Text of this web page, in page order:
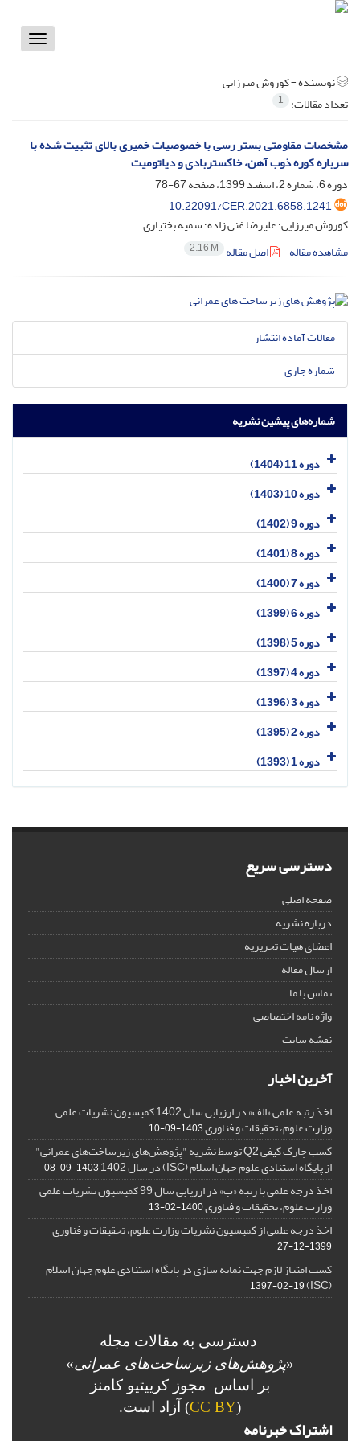
Toggle
نویسنده =کوروش میرزایی
تعداد مقالات: 1
مشخصات مقاومتی بستر رسی با خصوصیات خمیری بالای تثبیت شده با
سرباره کوره ذوب آهن، خاکستربادی و دیاتومیت
دوره 6، شماره 2، اسفند 1399، صفحه
67-78
10.22091/CER.2021.6858.1241
کوروش میرزایی؛ علیرضا غنی زاده؛ سمیه بختیاری
مشاهده مقاله
اصل مقاله 2.16 M
مقالات آماده انتشار
شماره جاری
شماره‌های پیشین نشریه
دوره 11 (1404)
دوره 10 (1403)
دوره 9 (1402)
دوره 8 (1401)
دوره 7 (1400)
دوره 6 (1399)
دوره 5 (1398)
دوره 4 (1397)
دوره 3 (1396)
دوره 2 (1395)
دوره 1 (1393)
دسترسی سریع
صفحه اصلی
درباره نشریه
اعضای هیات تحریریه
ارسال مقاله
تماس با ما
واژه نامه اختصاصی
نقشه سایت
آخرین اخبار
اخذ رتبه علمی «الف» در ارزیابی سال 1402 کمیسیون نشریات علمی
وزارت علوم، تحقیقات و فناوری1403-09-10
کسب چارک کیفی Q2 توسط نشریه "پژوهش‌های زیرساخت‌های عمرانی"
از پایگاه استنادی علوم جهان اسلام (ISC) در سال 1402 1403-09-08
اخذ درجه علمی با رتبه «ب» در ارزیابی سال 99 کمیسیون نشریات علمی
وزارت علوم، تحقیقات و فناوری1400-02-13
اخذ درجه علمی از کمیسیون نشریات وزارت علوم، تحقیقات و فناوری
1399-12-27
کسب امتیاز لازم جهت نمایه سازی در پایگاه استنادی علوم جهان اسلام
(ISC)
1397-02-19
دسترسی به مقالات مجله
«پژوهش‌های زیرساخت‌های عمرانی»
بر اساس مجوز کرییتیو کامنز
(
CC BY) آزاد است.
اشتراک خبرنامه